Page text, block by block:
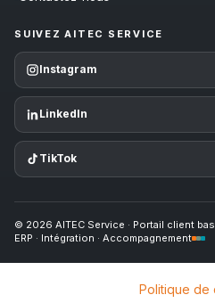
SUIVEZ AITEC SERVICE
Instagram
LinkedIn
TikTok
© 2026 AITEC Service · Portail client
ERP · Intégration · Accompagnement
Politique de